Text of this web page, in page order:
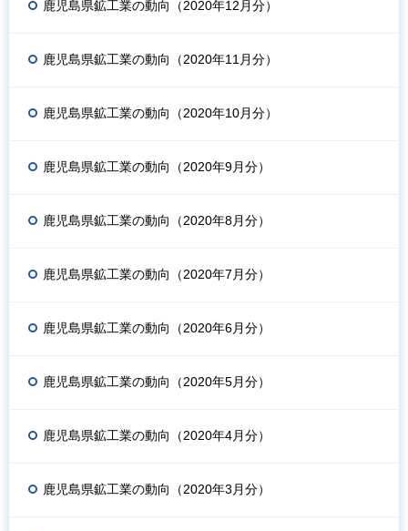
鹿児島県鉱工業の動向（2020年12月分）
鹿児島県鉱工業の動向（2020年11月分）
鹿児島県鉱工業の動向（2020年10月分）
鹿児島県鉱工業の動向（2020年9月分）
鹿児島県鉱工業の動向（2020年8月分）
鹿児島県鉱工業の動向（2020年7月分）
鹿児島県鉱工業の動向（2020年6月分）
鹿児島県鉱工業の動向（2020年5月分）
鹿児島県鉱工業の動向（2020年4月分）
鹿児島県鉱工業の動向（2020年3月分）